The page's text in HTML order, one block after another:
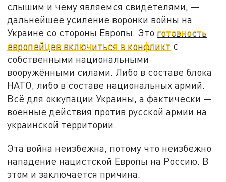
слышим и чему являемся свидетелями, —
дальнейшее усиление воронки войны на
Украине со стороны Европы. Это готовность
европейцев включиться в конфликт с
собственными национальными
вооружёнными силами. Либо в составе блока
НАТО, либо в составе национальных армий.
Всё для оккупации Украины, а фактически —
военные действия против русской армии на
украинской территории.
Эта война неизбежна, потому что неизбежно
нападение нацистской Европы на Россию. В
этом и заключается причина.